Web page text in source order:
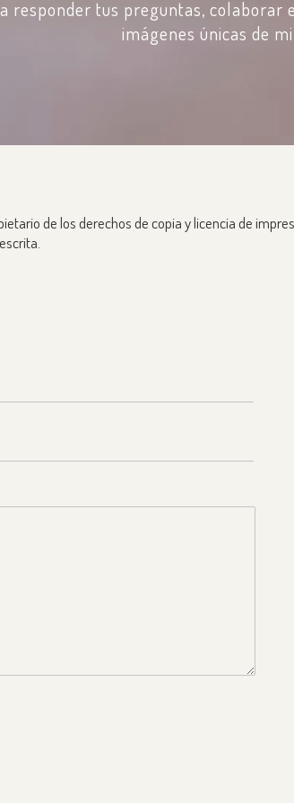
responder tus preguntas, colaborar
imágenes únicas de
de los derechos de copia y licencia de